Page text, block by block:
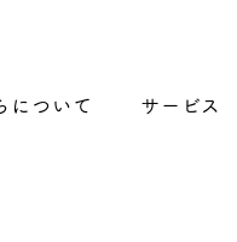
について サービス